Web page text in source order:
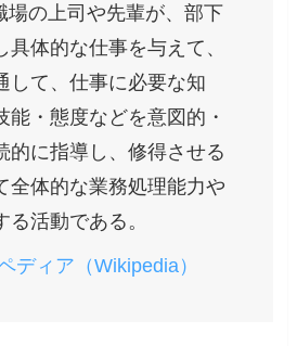
場の上司や先輩が、部下
具体的な仕事を与えて、
して、仕事に必要な知
能・態度などを意図的・
的に指導し、修得させる
全体的な業務処理能力や
る活動である。
ディア（Wikipedia）